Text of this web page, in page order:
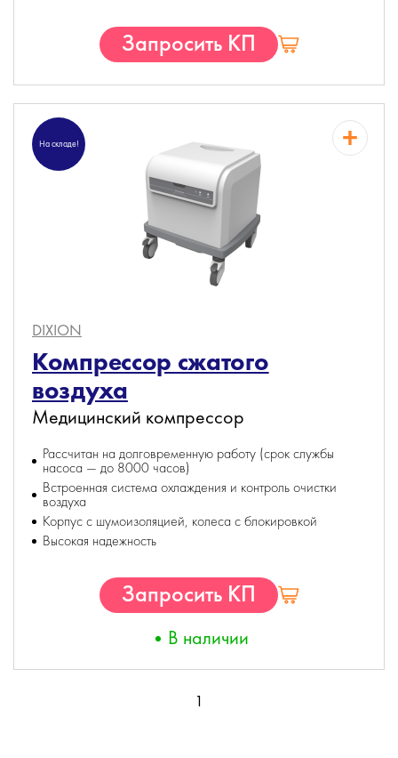
Запросить КП
На складе!
DIXION
Компрессор сжатого
воздуха
Медицинский компрессор
Рассчитан на долговременную работу (срок службы
насоса — до 8000 часов)
Встроенная система охлаждения и контроль очистки
воздуха
Корпус с шумоизоляцией, колеса с блокировкой
Высокая надежность
Запросить КП
В наличии
1